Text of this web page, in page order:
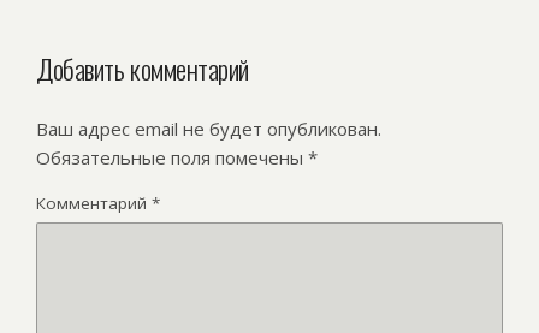
Добавить комментарий
Ваш адрес email не будет опубликован.
Обязательные поля помечены *
Комментарий *